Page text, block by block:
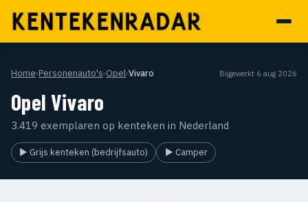
Home›Personenauto's›Opel›Vivaro Bijgewerkt 6 aug 2026
Opel Vivaro
3.419 exemplaren op kenteken in Nederland
▶ Grijs kenteken (bedrijfsauto) ▶ Camper